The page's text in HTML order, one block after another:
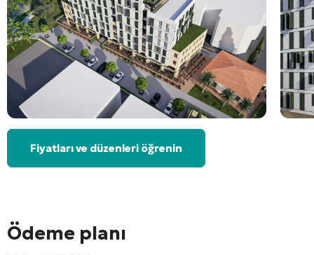
Fiyatları ve düzenleri öğrenin
Ödeme planı